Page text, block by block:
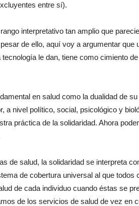
entre sí).
interpretativo tan amplio que
de ello, aquí voy a argumentar que
le dan, tiene como cimiento
en salud como la dualidad de
a nivel político, social, psicológico y
práctica de la solidaridad. Ahora
de salud, la solidaridad se interpreta
de cobertura universal al que todos
de cada individuo cuando éstas se
de los servicios de salud de vez en